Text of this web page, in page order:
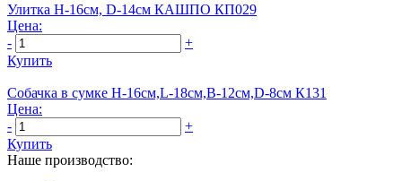
Улитка Н-16см, D-14см КАШПО КП029
Цена:
-
+
Купить
Собачка в сумке Н-16см,L-18см,В-12см,D-8см К131
Цена:
-
+
Купить
Наше производство: